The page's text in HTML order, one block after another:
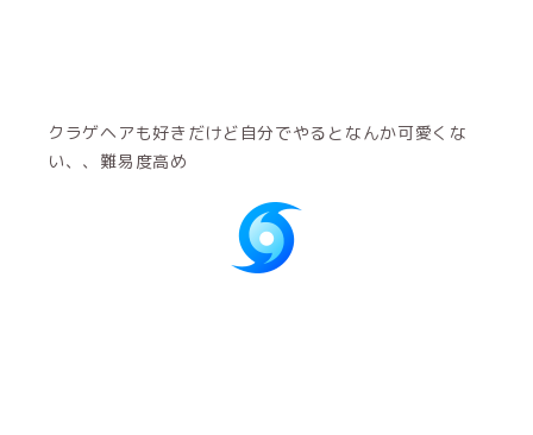
クラゲヘアも好きだけど自分でやるとなんか可愛くな
い、、難易度高め